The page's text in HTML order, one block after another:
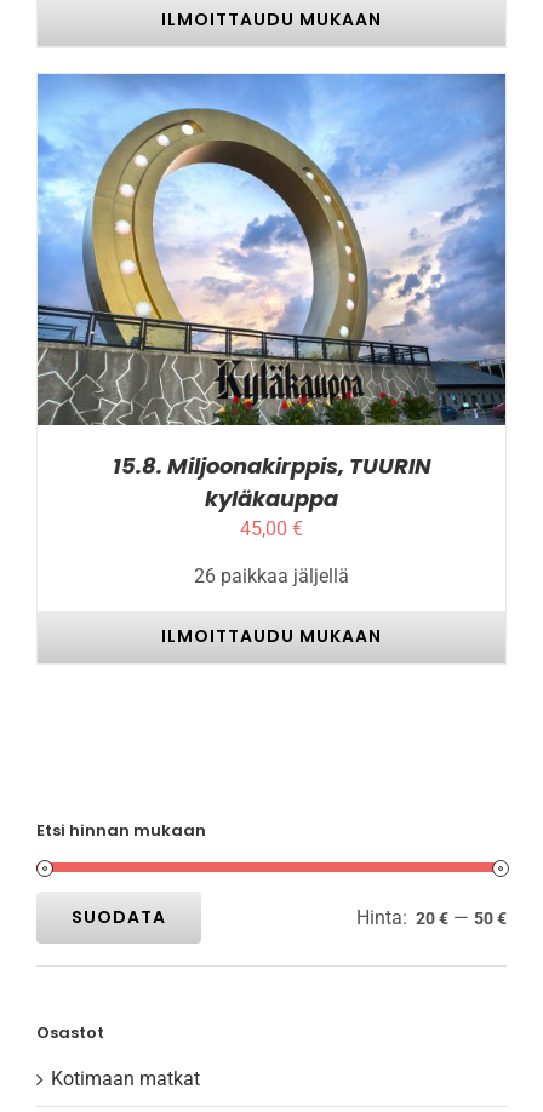
ILMOITTAUDU MUKAAN
ILMOITTAUDU MUKAAN TÄLLÄ
TUOTTEELLA
ON
USEAMPI
MUUNNELMA.
VOIT
TEHDÄ
VALINNAT
SIVULLA.
/ LISÄTIEDOT
15.8. Miljoonakirppis, TUURIN
kyläkauppa
45,00 €
26 paikkaa jäljellä
ILMOITTAUDU MUKAAN
Etsi hinnan mukaan
Minimihinta
Maksimihinta
SUODATA Hinta: 20 € — 50 €
Osastot
Kotimaan matkat